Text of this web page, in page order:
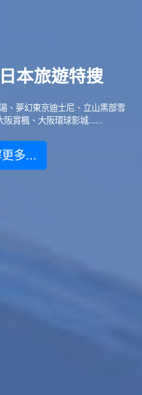
本旅遊特搜
、夢幻東京迪士尼、立山黑部雪
阪賞楓、大阪環球影城......
多...